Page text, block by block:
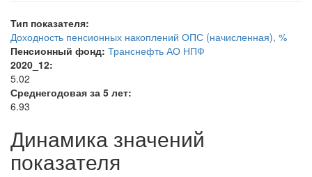
Тип показателя:
Доходность пенсионных накоплений ОПС (начисленная), %
Пенсионный фонд: Транснефть АО НПФ
2020_12:
5.02
Среднегодовая за 5 лет:
6.93
Динамика значений
показателя